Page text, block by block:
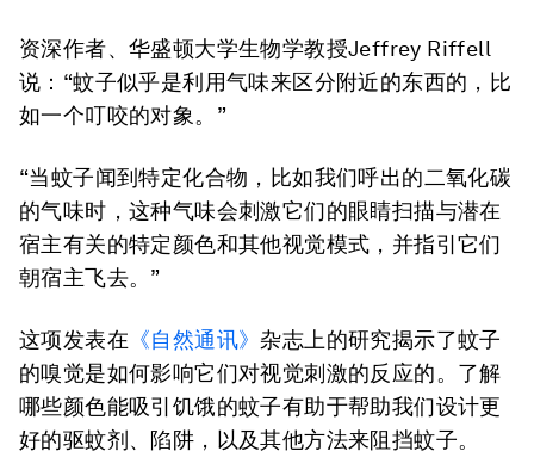
资深作者、华盛顿大学生物学教授Jeffrey Riffell
说：“蚊子似乎是利用气味来区分附近的东西的，比
如一个叮咬的对象。”
“当蚊子闻到特定化合物，比如我们呼出的二氧化碳
的气味时，这种气味会刺激它们的眼睛扫描与潜在
宿主有关的特定颜色和其他视觉模式，并指引它们
朝宿主飞去。”
这项发表在 《自然通讯》杂志上的研究揭示了蚊子
的嗅觉是如何影响它们对视觉刺激的反应的。了解
哪些颜色能吸引饥饿的蚊子有助于帮助我们设计更
好的驱蚊剂、陷阱，以及其他方法来阻挡蚊子。